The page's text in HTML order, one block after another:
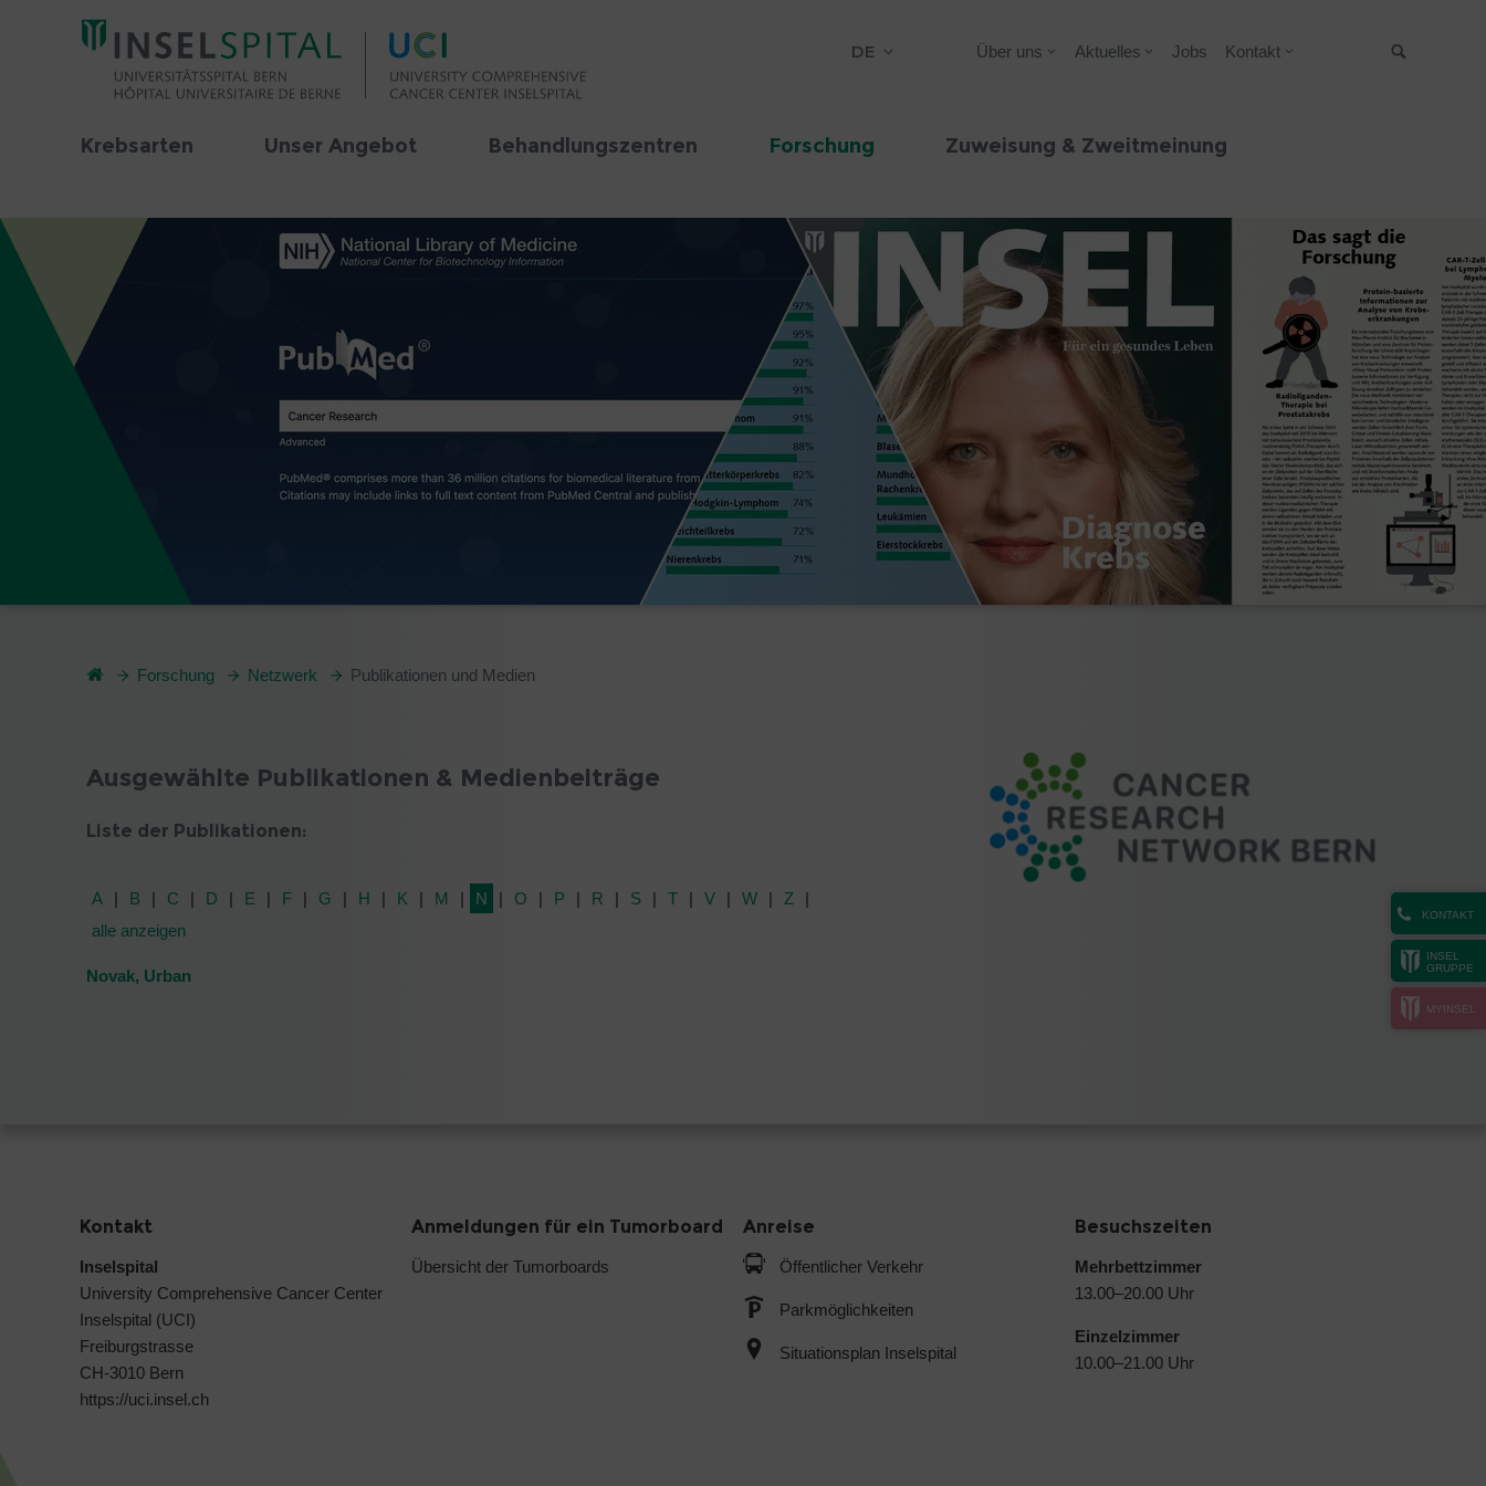
DE Über uns Aktuelles Jobs Kontakt
Krebsarten Unser Angebot Behandlungszentren Forschung Zuweisung & Zweitmeinung
KONTAKT
INSEL
GRUPPE
MYINSEL
Forschung Netzwerk Publikationen und Medien
Ausgewählte Publikationen & Medienbeiträge
Liste der Publikationen:
A B C D E F G H K M N O P R S T V W
Z
alle anzeigen
Novak, Urban
Kontakt
Inselspital
University Comprehensive Cancer Center
Inselspital (UCI)
Freiburgstrasse
CH-3010 Bern
https://uci.insel.ch
Anmeldungen für ein Tumorboard
Übersicht der Tumorboards
Anreise
Öffentlicher Verkehr
Parkmöglichkeiten
Situationsplan Inselspital
Besuchszeiten
Mehrbettzimmer
13.00–20.00 Uhr
Einzelzimmer
10.00–21.00 Uhr